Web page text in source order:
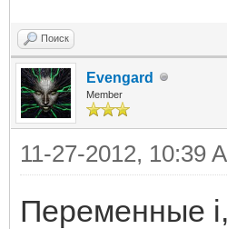
Поиск
Evengard
Member
11-27-2012, 10:39
Переменные